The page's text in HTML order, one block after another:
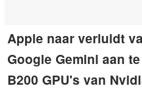
Apple naar verluidt
Google Gemini aan
B200 GPU's van